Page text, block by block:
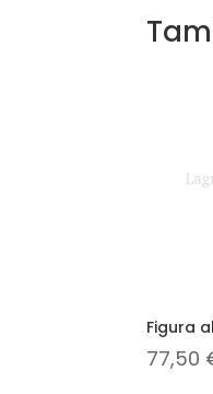
Figura
77,50